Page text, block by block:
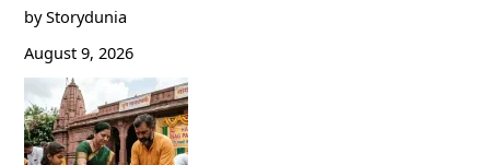
by Storydunia
August 9, 2026